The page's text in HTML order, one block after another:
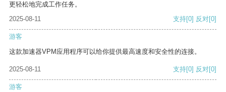
更轻松地完成工作任务。
2025-08-11
支持[0] 反对[0]
游客
这款加速器VPM应用程序可以给你提供最高速度和安全性的连接。
2025-08-11 支持[0] 反对[0]
游客